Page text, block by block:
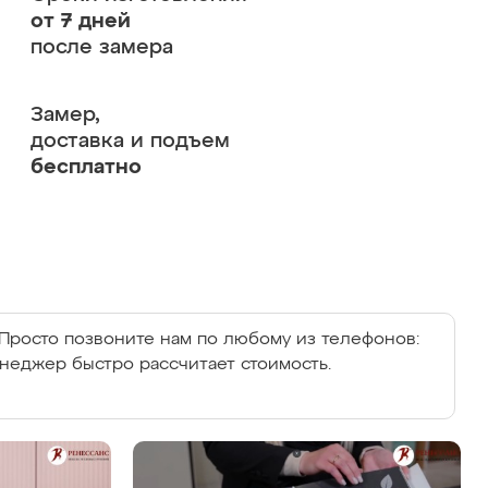
от 7 дней
после замера
Замер,
доставка и подъем
бесплатно
позвоните нам по любому из телефонов:
быстро рассчитает стоимость.